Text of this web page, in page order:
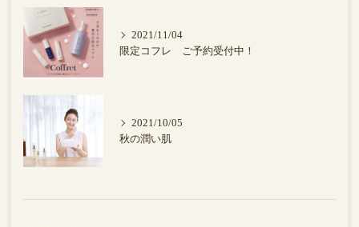
2021/11/04
限定コフレ ご予約受付中！
2021/10/05
秋の潤い肌